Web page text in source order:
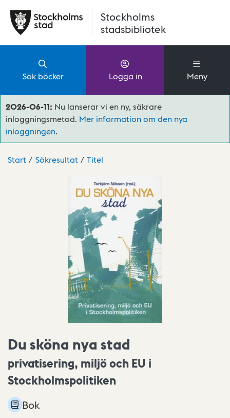
Stockholms
stadsbibliotek
Sök böcker Logga in Meny
2026-06-11: Nu lanserar vi en ny, säkrare
inloggningsmetod. Mer information om den nya
inloggningen.
Start Sökresultat Titel
Du sköna nya stad
privatisering, miljö och EU i
Stockholmspolitiken
Bok